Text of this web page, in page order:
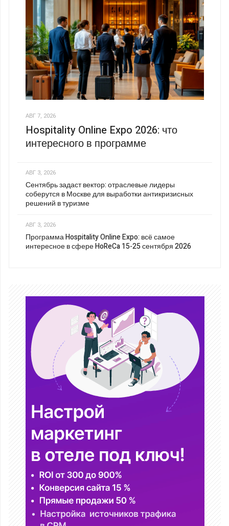
АВГ 7, 2026
Hospitality Online Expo 2026: что
интересного в программе
АВГ 3, 2026
Сентябрь задаст вектор: отраслевые лидеры
соберутся в Москве для выработки антикризисных
решений в туризме
АВГ 3, 2026
Программа Hospitality Online Expo: всё самое
интересное в сфере HoReCa 15-25 сентября 2026